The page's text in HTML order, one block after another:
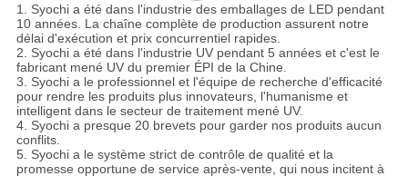
1. Syochi a été dans l'industrie des emballages de LED pendant
10 années. La chaîne complète de production assurent notre
délai d'exécution et prix concurrentiel rapides.
2. Syochi a été dans l'industrie UV pendant 5 années et c'est le
fabricant mené UV du premier ÉPI de la Chine.
3. Syochi a le professionnel et l'équipe de recherche d'efficacité
pour rendre les produits plus innovateurs, l'humanisme et
intelligent dans le secteur de traitement mené UV.
4. Syochi a presque 20 brevets pour garder nos produits aucun
conflits.
5. Syochi a le système strict de contrôle de qualité et la
promesse opportune de service après-vente, qui nous incitent à